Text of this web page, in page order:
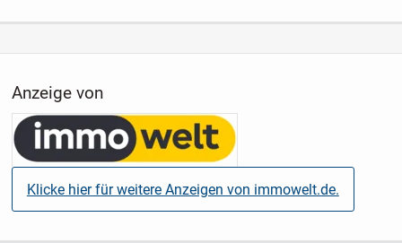
Anzeige von
Klicke hier für weitere Anzeigen von immowelt.de.